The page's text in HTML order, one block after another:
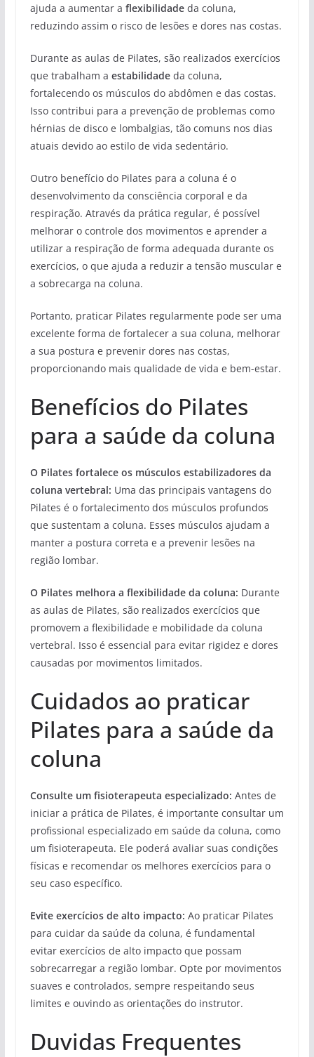
ajuda a aumentar a flexibilidadeda coluna,
reduzindo assim o risco de lesões e dores nas costas.
Durante as aulas de Pilates, são realizados exercícios
que trabalham a estabilidadeda coluna,
fortalecendo os músculos do abdômen e das costas.
Isso contribui para a prevenção de problemas como
hérnias de disco e lombalgias, tão comuns nos dias
atuais devido ao estilo de vida sedentário.
Outro benefício do Pilates para a coluna é o
desenvolvimento da consciência corporal e da
respiração. Através da prática regular, é possível
melhorar o controle dos movimentos e aprender a
utilizar a respiração de forma adequada durante os
exercícios, o que ajuda a reduzir a tensão muscular e
a sobrecarga na coluna.
Portanto, praticar Pilates regularmente pode ser uma
excelente forma de fortalecer a sua coluna, melhorar
a sua postura e prevenir dores nas costas,
proporcionando mais qualidade de vida e bem-estar.
Benefícios do Pilates
para a saúde da coluna
O Pilates fortalece os músculos estabilizadores da
coluna vertebral: Uma das principais vantagens do
Pilates é o fortalecimento dos músculos profundos
que sustentam a coluna. Esses músculos ajudam a
manter a postura correta e a prevenir lesões na
região lombar.
O Pilates melhora a flexibilidade da coluna: Durante
as aulas de Pilates, são realizados exercícios que
promovem a flexibilidade e mobilidade da coluna
vertebral. Isso é essencial para evitar rigidez e dores
causadas por movimentos limitados.
Cuidados ao praticar
Pilates para a saúde da
coluna
Consulte um fisioterapeuta especializado: Antes de
iniciar a prática de Pilates, é importante consultar um
profissional especializado em saúde da coluna, como
um fisioterapeuta. Ele poderá avaliar suas condições
físicas e recomendar os melhores exercícios para o
seu caso específico.
Evite exercícios de alto impacto: Ao praticar Pilates
para cuidar da saúde da coluna, é fundamental
evitar exercícios de alto impacto que possam
sobrecarregar a região lombar. Opte por movimentos
suaves e controlados, sempre respeitando seus
limites e ouvindo as orientações do instrutor.
Duvidas Frequentes